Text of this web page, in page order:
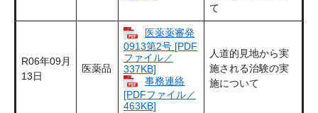
て
R06年09月
13日
医薬品
医薬薬審発
0913第2号 [PDF
ファイル／
337KB]
事務連絡
[PDFファイル／
463KB]
人道的見地から実
施される治験の実
施について